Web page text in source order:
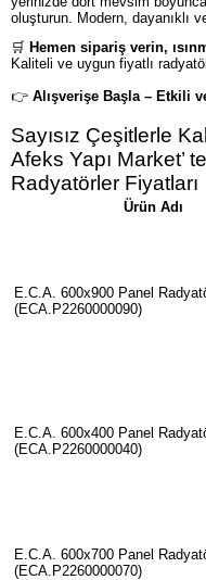
oluşturun. Modern, dayanıklı
🛒 Hemen sipariş verin,
Kaliteli ve uygun fiyatlı
👉 Alışverişe Başla – Etkili
Sayısız Çeşitlerle
Afeks Yapı Market’
Radyatörler Fiyatları
Ürün Adı
E.C.A. 600x900 Panel
(ECA.P2260000090)
E.C.A. 600x400 Panel
(ECA.P2260000040)
E.C.A. 600x700 Panel
(ECA.P2260000070)